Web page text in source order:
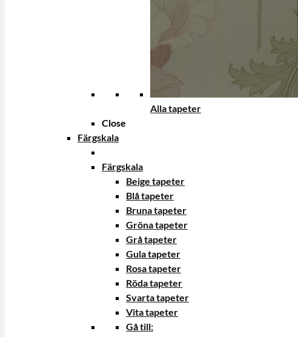
Alla tapeter
Close
Färgskala
Färgskala
Beige tapeter
Blå tapeter
Bruna tapeter
Gröna tapeter
Grå tapeter
Gula tapeter
Rosa tapeter
Röda tapeter
Svarta tapeter
Vita tapeter
Gå till: